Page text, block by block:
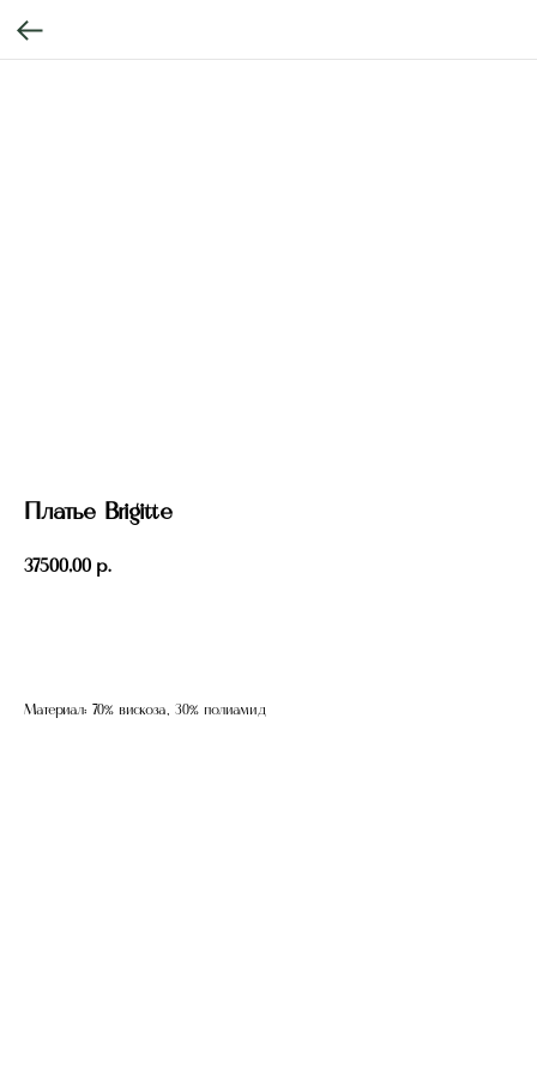
Платье Brigitte
37500,00 р.
Материал: 70% вискоза, 30% полиамид